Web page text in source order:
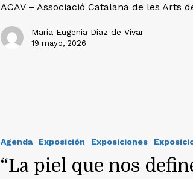
ACAV – Associació Catalana de les Arts
María Eugenia Diaz de Vivar
19 mayo, 2026
Agenda Exposición Exposiciones
“La piel que nos